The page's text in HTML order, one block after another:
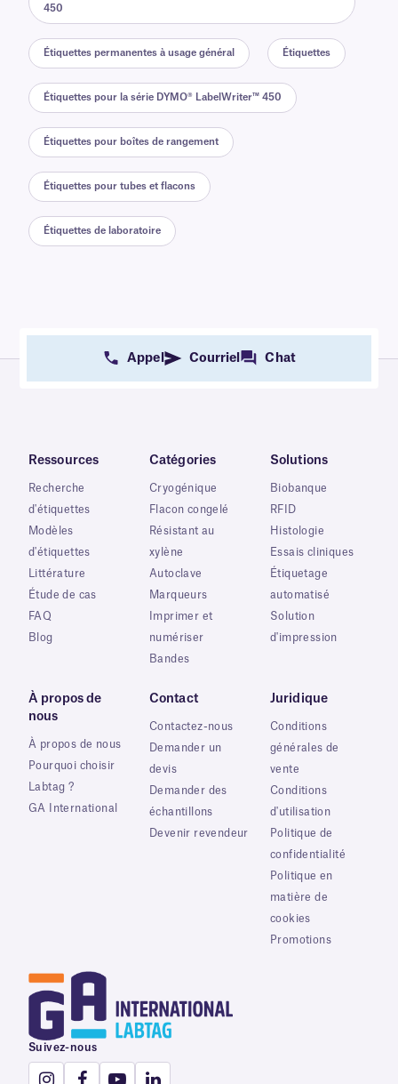
450
Étiquettes permanentes à usage général Étiquettes
Étiquettes pour la série DYMO® LabelWriter™ 450
Étiquettes pour boîtes de rangement
Étiquettes pour tubes et flacons
Étiquettes de laboratoire
Appel Courriel Chat
Ressources
Recherche
d'étiquettes
Modèles
d'étiquettes
Littérature
Étude de cas
FAQ
Blog
Catégories
Cryogénique
Flacon congelé
Résistant au
xylène
Autoclave
Marqueurs
Imprimer et
numériser
Bandes
Solutions
Biobanque
RFID
Histologie
Essais cliniques
Étiquetage
automatisé
Solution
d'impression
À propos de
nous
À propos de nous
Pourquoi choisir
Labtag ?
GA International
Contact
Contactez-nous
Demander un
devis
Demander des
échantillons
Devenir revendeur
Juridique
Conditions
générales de
vente
Conditions
d'utilisation
Politique de
confidentialité
Politique en
matière de
cookies
Promotions
Suivez-nous